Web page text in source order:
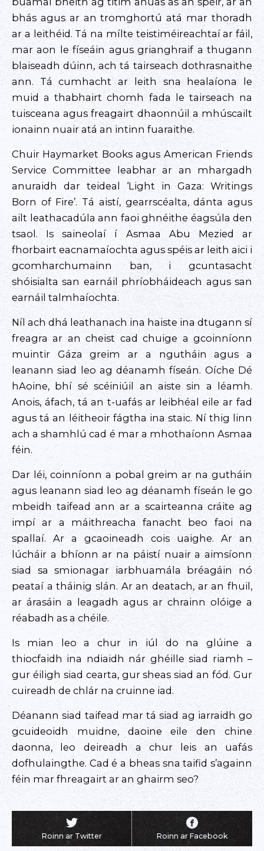
bhás agus ar an tromghortú atá mar thoradh
ar a leithéid. Tá na mílte teistiméireachtaí ar fáil,
mar aon le físeáin agus grianghraif a thugann
blaiseadh dúinn, ach tá tairseach dothrasnaithe
ann. Tá cumhacht ar leith sna healaíona le
muid a thabhairt chomh fada le tairseach na
tuisceana agus freagairt dhaonnúil a mhúscailt
ionainn nuair atá an intinn fuaraithe.
Chuir Haymarket Books agus American Friends
Service Committee leabhar ar an mhargadh
anuraidh dar teideal ‘Light in Gaza: Writings
Born of Fire’. Tá aistí, gearrscéalta, dánta agus
ailt leathacadúla ann faoi ghnéithe éagsúla den
tsaol. Is saineolaí í Asmaa Abu Mezied ar
fhorbairt eacnamaíochta agus spéis ar leith aici i
gcomharchumainn ban, i gcuntasacht
shóisialta san earnáil phríobháideach agus san
earnáil talmhaíochta.
Níl ach dhá leathanach ina haiste ina dtugann sí
freagra ar an cheist cad chuige a gcoinníonn
muintir Gáza greim ar a ngutháin agus a
leanann siad leo ag déanamh físeán. Oíche Dé
hAoine, bhí sé scéiniúil an aiste sin a léamh.
Anois, áfach, tá an t-uafás ar leibhéal eile ar fad
agus tá an léitheoir fágtha ina staic. Ní thig linn
ach a shamhlú cad é mar a mhothaíonn Asmaa
féin.
Dar léi, coinníonn a pobal greim ar na gutháin
agus leanann siad leo ag déanamh físeán le go
mbeidh taifead ann ar a scairteanna cráite ag
impí ar a máithreacha fanacht beo faoi na
spallaí. Ar a gcaoineadh cois uaighe. Ar an
lúcháir a bhíonn ar na páistí nuair a aimsíonn
siad sa smionagar iarbhuamála bréagáin nó
peataí a tháinig slán. Ar an deatach, ar an fhuil,
ar árasáin a leagadh agus ar chrainn olóige a
réabadh as a chéile.
Is mian leo a chur in iúl do na glúine a
thiocfaidh ina ndiaidh nár ghéille siad riamh –
gur éiligh siad cearta, gur sheas siad an fód. Gur
cuireadh de chlár na cruinne iad.
Déanann siad taifead mar tá siad ag iarraidh go
gcuideoidh muidne, daoine eile den chine
daonna, leo deireadh a chur leis an uafás
dofhulaingthe. Cad é a bheas sna taifid s’againn
féin mar fhreagairt ar an ghairm seo?
Roinn ar Twitter Roinn ar Facebook